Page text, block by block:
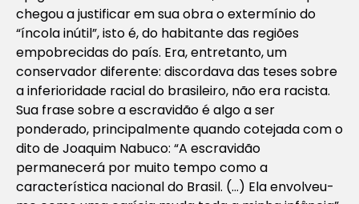
chegou a justificar em sua obra o extermínio do
“íncola inútil”, isto é, do habitante das regiões
empobrecidas do país. Era, entretanto, um
conservador diferente: discordava das teses sobre
a inferioridade racial do brasileiro, não era racista.
Sua frase sobre a escravidão é algo a ser
ponderado, principalmente quando cotejada com o
dito de Joaquim Nabuco: “A escravidão
permanecerá por muito tempo como a
característica nacional do Brasil. (…) Ela envolveu-